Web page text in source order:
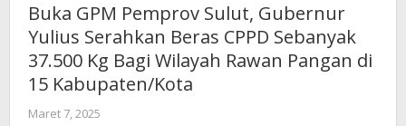
Buka GPM Pemprov Sulut, Gubernur
Yulius Serahkan Beras CPPD Sebanyak
37.500 Kg Bagi Wilayah Rawan Pangan di
15 Kabupaten/Kota
Maret 7, 2025